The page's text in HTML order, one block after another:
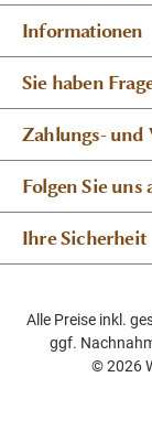
Informationen
Sie haben
Zahlungs- und
Folgen Sie uns
Ihre Sicherheit
Alle Preise inkl.
ggf.
© 2026